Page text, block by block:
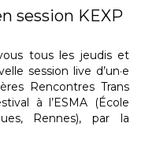
session KEXP
tous les jeudis et
session live d’un·e
Rencontres Trans
à l’ESMA (École
Rennes), par la